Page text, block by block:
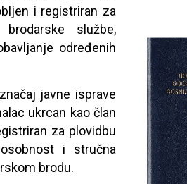
i registriran za
službe,
određenih
javne isprave
ukrcan kao član
za plovidbu
i stručna
brodu.